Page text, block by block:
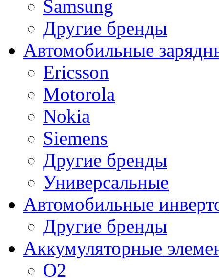
Samsung
Другие бренды
Автомобильные
Ericsson
Motorola
Nokia
Siemens
Другие бренды
Универсальные
Автомобильные
Другие бренды
Аккумуляторные
O2